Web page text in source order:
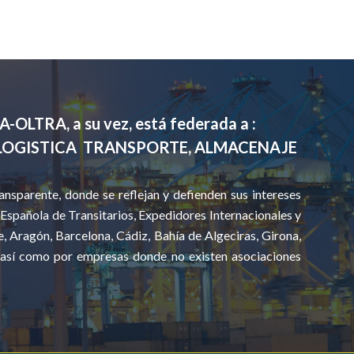
OLTRA, a su vez, está federada a :
TRANSPORTE, ALMACENAJE
donde se reflejan y defienden sus intereses
de Transitarios, Expedidores Internacionales y
Barcelona, Cádiz, Bahía de Algeciras, Girona,
como por empresas donde no existen asociaciones